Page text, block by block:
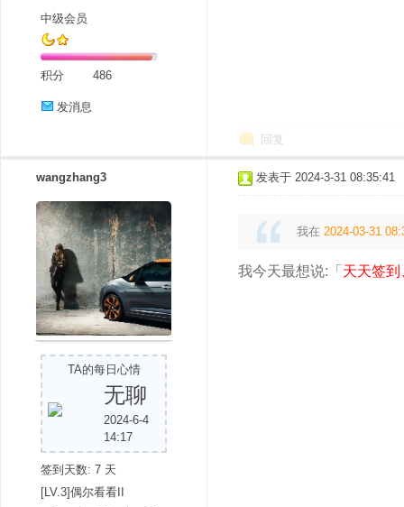
中级会员
积分 486
发消息
回复
wangzhang3
TA的每日心情
无聊
2024-6-4
14:17
签到天数: 7 天
[LV.3]偶尔看看II
发表于 2024-3-31 08:35:41
我在 2024-03-31
我今天最想说:「 天天签